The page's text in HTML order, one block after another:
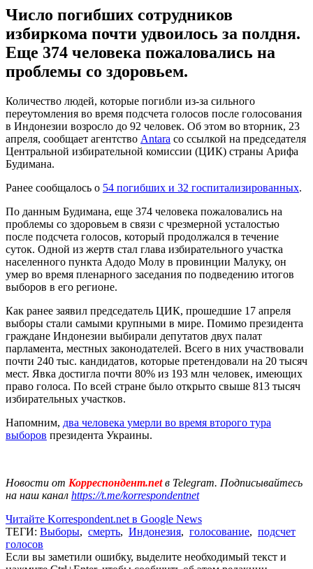
Число погибших сотрудников
избиркома почти удвоилось за полдня.
Еще 374 человека пожаловались на
проблемы со здоровьем.
Количество людей, которые погибли из-за сильного
переутомления во время подсчета голосов после голосования
в Индонезии возросло до 92 человек. Об этом во вторник, 23
апреля, сообщает агентство Antara со ссылкой на председателя
Центральной избирательной комиссии (ЦИК) страны Арифа
Будимана.
Ранее сообщалось о 54 погибших и 32 госпитализированных.
По данным Будимана, еще 374 человека пожаловались на
проблемы со здоровьем в связи с чрезмерной усталостью
после подсчета голосов, который продолжался в течение
суток. Одной из жертв стал глава избирательного участка
населенного пункта Адодо Молу в провинции Малуку, он
умер во время пленарного заседания по подведению итогов
выборов в его регионе.
Как ранее заявил председатель ЦИК, прошедшие 17 апреля
выборы стали самыми крупными в мире. Помимо президента
граждане Индонезии выбирали депутатов двух палат
парламента, местных законодателей. Всего в них участвовали
почти 240 тыс. кандидатов, которые претендовали на 20 тысяч
мест. Явка достигла почти 80% из 193 млн человек, имеющих
право голоса. По всей стране было открыто свыше 813 тысяч
избирательных участков.
Напомним, два человека умерли во время второго тура
выборов президента Украины.
Новости от Корреспондент.netв Telegram. Подписывайтесь
на наш канал https://t.me/korrespondentnet
Читайте Korrespondent.net в Google News
ТЕГИ: Выборы, смерть, Индонезия, голосование, подсчет
голосов
Если вы заметили ошибку, выделите необходимый текст и